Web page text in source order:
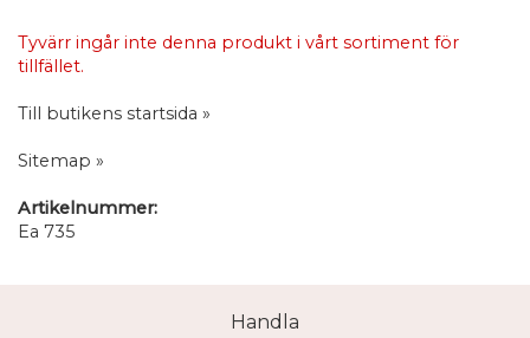
Tyvärr ingår inte denna produkt i vårt sortiment för
tillfället.
Till butikens startsida »
Sitemap »
Artikelnummer:
Ea 735
Handla